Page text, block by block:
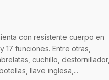
con resistente cuerpo en
17 funciones. Entre otras,
cuchillo, destornillador,
llave inglesa,...